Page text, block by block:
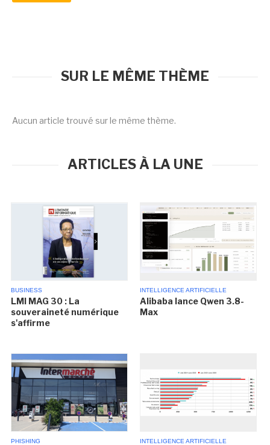
SUR LE MÊME THÈME
Aucun article trouvé sur le même thème.
ARTICLES À LA UNE
BUSINESS
LMI MAG 30 : La
souveraineté numérique
s'affirme
INTELLIGENCE ARTIFICIELLE
Alibaba lance Qwen 3.8-
Max
PHISHING INTELLIGENCE ARTIFICIELLE